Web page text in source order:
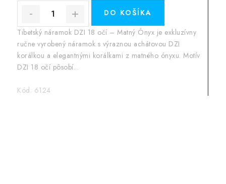
DO KOŠÍKA
Tibetský náramok DZI 18 očí – Matný Ónyx je exkluzívny
ručne vyrobený náramok s výraznou achátovou DZI
korálkou a elegantnými korálkami z matného ónyxu. Motív
DZI 18 očí pôsobí...
Kód: 6124